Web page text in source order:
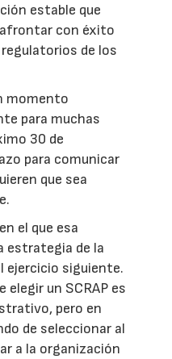
estable que
con éxito
de los
momento
para muchas
30 de
para comunicar
que sea
el que esa
estrategia de la
ejercicio siguiente.
elegir un SCRAP es
pero en
de seleccionar al
a la organización